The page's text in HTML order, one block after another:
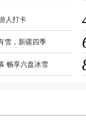
人打卡
，新疆四季
新疆维吾尔自
个好地方 我在
季主题系列视
畅享六盘冰雪